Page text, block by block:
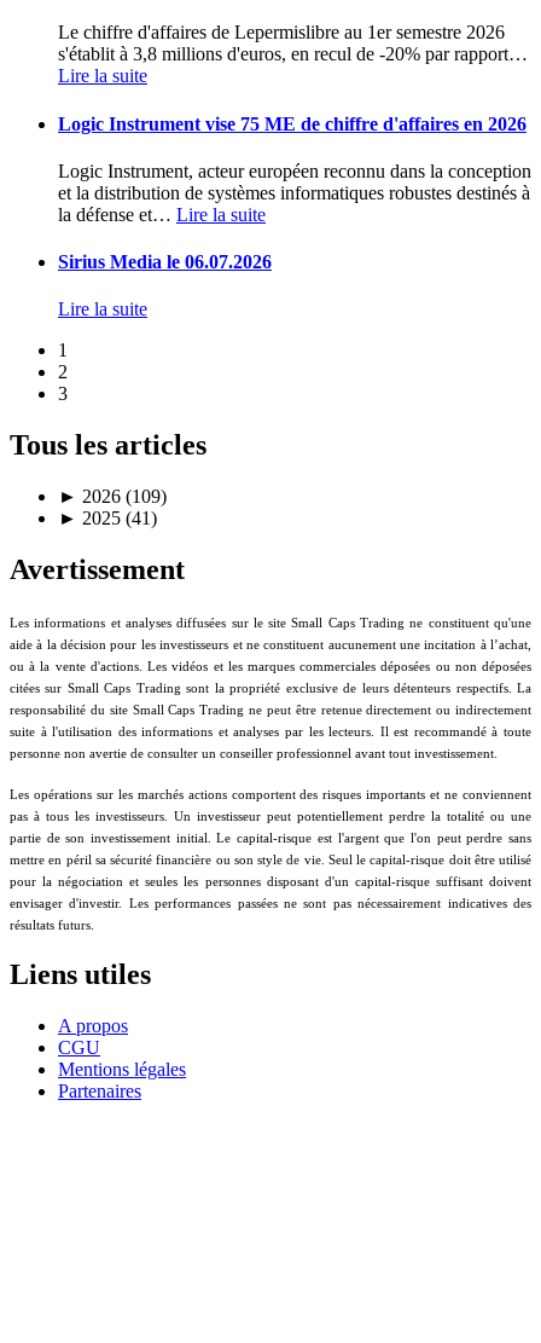
Le chiffre d'affaires de Lepermislibre au 1er semestre 2026
s'établit à 3,8 millions d'euros, en recul de -20% par rapport…
Lire la suite
Logic Instrument vise 75 ME de chiffre d'affaires en 2026
Logic Instrument, acteur européen reconnu dans la conception
et la distribution de systèmes informatiques robustes destinés à
la défense et… Lire la suite
Sirius Media le 06.07.2026
Lire la suite
1
2
3
Tous les articles
► 2026 (109)
► 2025 (41)
Avertissement
Les informations et analyses diffusées sur le site Small Caps Trading ne constituent qu'une
aide à la décision pour les investisseurs et ne constituent aucunement une incitation à l’achat,
ou à la vente d'actions. Les vidéos et les marques commerciales déposées ou non déposées
citées sur Small Caps Trading sont la propriété exclusive de leurs détenteurs respectifs. La
responsabilité du site Small Caps Trading ne peut être retenue directement ou indirectement
suite à l'utilisation des informations et analyses par les lecteurs. Il est recommandé à toute
personne non avertie de consulter un conseiller professionnel avant tout investissement.
Les opérations sur les marchés actions comportent des risques importants et ne conviennent
pas à tous les investisseurs. Un investisseur peut potentiellement perdre la totalité ou une
partie de son investissement initial. Le capital-risque est l'argent que l'on peut perdre sans
mettre en péril sa sécurité financière ou son style de vie. Seul le capital-risque doit être utilisé
pour la négociation et seules les personnes disposant d'un capital-risque suffisant doivent
envisager d'investir. Les performances passées ne sont pas nécessairement indicatives des
résultats futurs.
Liens utiles
A propos
CGU
Mentions légales
Partenaires